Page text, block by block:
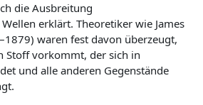
die Ausbreitung
erklärt. Theoretiker wie James
waren fest davon überzeugt,
Stoff vorkommt, der sich in
und alle anderen Gegenstände